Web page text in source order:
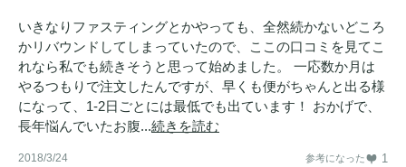
いきなりファスティングとかやっても、全然続かないどころ
かリバウンドしてしまっていたので、ここの口コミを見てこ
れなら私でも続きそうと思って始めました。 一応数か月は
やるつもりで注文したんですが、早くも便がちゃんと出る様
になって、1-2日ごとには最低でも出ています！ おかげで、
長年悩んでいたお腹...続きを読む
2018/3/24 参考になった 1